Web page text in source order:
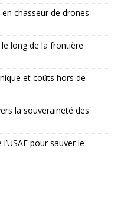
chasseur de drones
long de la frontière
et coûts hors de
la souveraineté des
pour sauver le